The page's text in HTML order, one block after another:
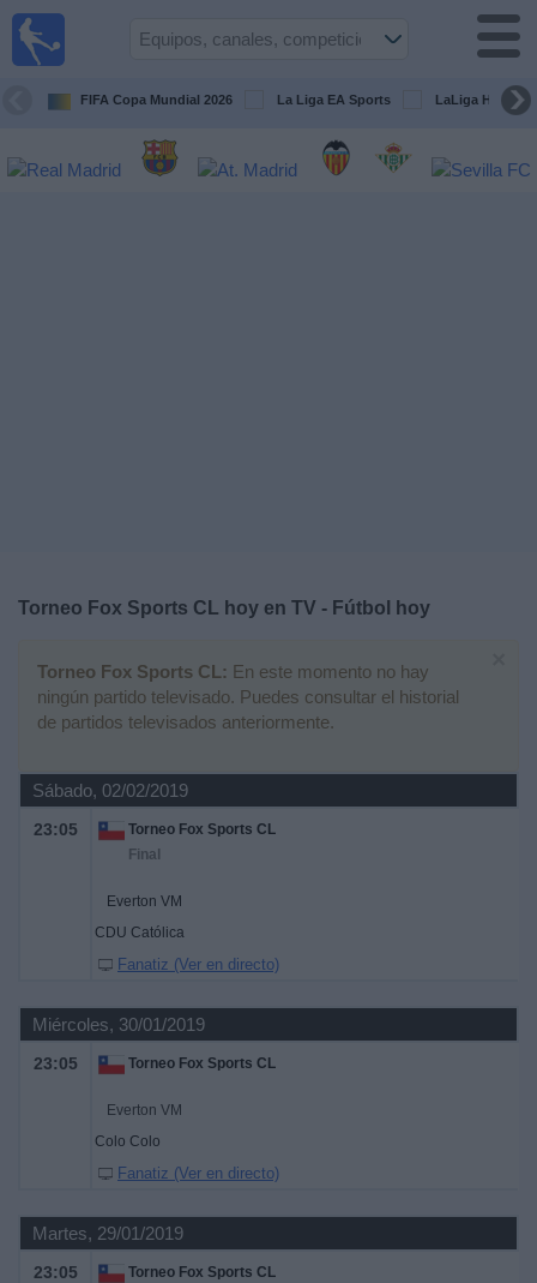
FIFA Copa Mundial 2026 La Liga EA Sports LaLiga
Torneo Fox Sports CL hoy en TV - Fútbol hoy
Torneo Fox Sports CL: En este momento no hay
ningún partido televisado. Puedes consultar el historial
de partidos televisados anteriormente.
Sábado, 02/02/2019
23:05
Torneo Fox Sports CL
Final
Everton VM
CDU Católica
Fanatiz (Ver en directo)
Miércoles, 30/01/2019
23:05 Torneo Fox Sports CL
Everton VM
Colo Colo
Fanatiz (Ver en directo)
Martes, 29/01/2019
23:05 Torneo Fox Sports CL
Guía de
Televisados
Noticias
Widget